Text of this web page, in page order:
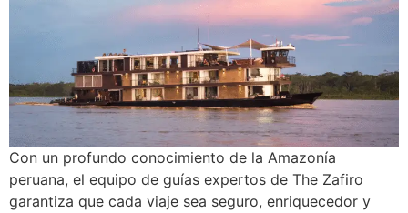
Con un profundo conocimiento de la Amazonía
peruana, el equipo de guías expertos de The Zafiro
garantiza que cada viaje sea seguro, enriquecedor y